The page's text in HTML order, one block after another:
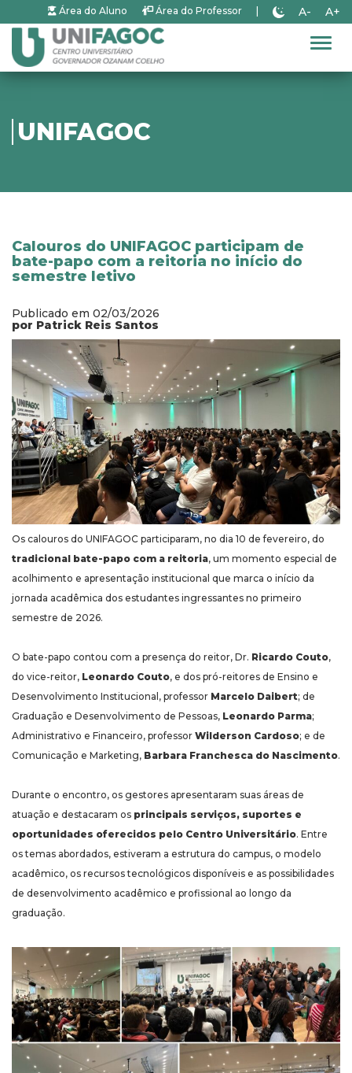
Área do Aluno Área do Professor A- A+
UNIFAGOC
Calouros do UNIFAGOC participam de
bate-papo com a reitoria no início do
semestre letivo
Publicado em 02/03/2026
por Patrick Reis Santos
Os calouros do UNIFAGOC participaram, no dia 10 de fevereiro, do
tradicional bate-papo com a reitoria, um momento especial de
acolhimento e apresentação institucional que marca o início da
jornada acadêmica dos estudantes ingressantes no primeiro
semestre de 2026.
O bate-papo contou com a presença do reitor, Dr. Ricardo Couto,
do vice-reitor, Leonardo Couto, e dos pró-reitores de Ensino e
Desenvolvimento Institucional, professor Marcelo Daibert; de
Graduação e Desenvolvimento de Pessoas, Leonardo Parma;
Administrativo e Financeiro, professor Wilderson Cardoso; e de
Comunicação e Marketing, Barbara Franchesca do Nascimento.
Durante o encontro, os gestores apresentaram suas áreas de
atuação e destacaram os principais serviços, suportes e
oportunidades oferecidos pelo Centro Universitário. Entre
os temas abordados, estiveram a estrutura do campus, o modelo
acadêmico, os recursos tecnológicos disponíveis e as possibilidades
de desenvolvimento acadêmico e profissional ao longo da
graduação.